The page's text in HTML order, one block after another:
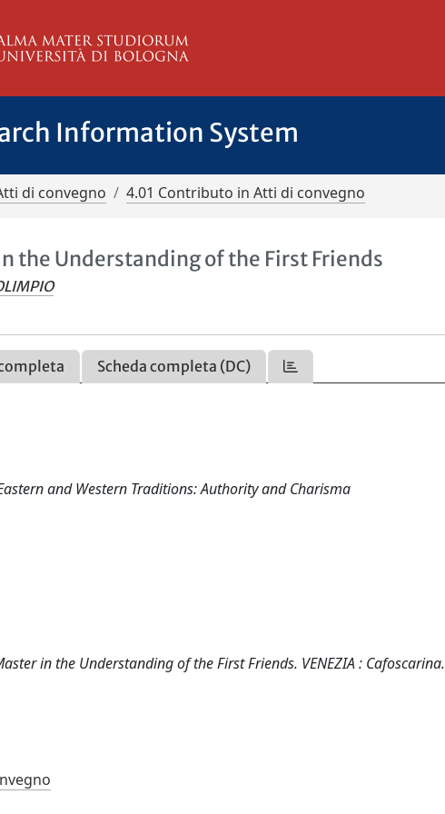
Information System
di convegno 4.01 Contributo in Atti di convegno
the Understanding of the First Friends
Scheda completa (DC)
and Western Traditions: Authority and Charisma
in the Understanding of the First Friends. VENEZIA : Cafoscarina.